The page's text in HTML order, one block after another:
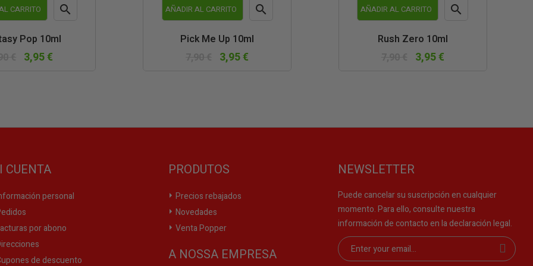
CARRITO 
Pop 10ml
3,95 €
AÑADIR AL CARRITO 
Pick Me Up 10ml
3,95 €
AÑADIR AL CARRITO 
Rush Zero 10ml
3,95 €
CUENTA
personal
por abono
de descuento
PRODUTOS
Precios rebajados
Novedades
Venta Popper
A NOSSA EMPRESA
NEWSLETTER
Puede cancelar su suscripción en cualquier
momento. Para ello, consulte nuestra
información de contacto en la declaración legal.